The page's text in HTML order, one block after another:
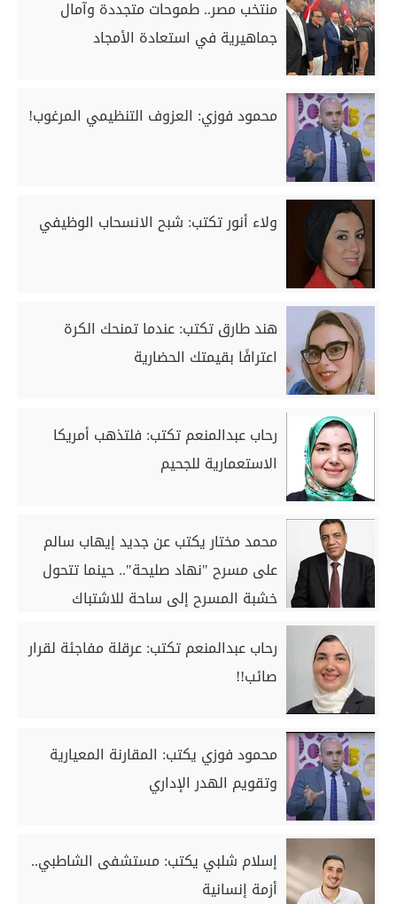
منتخب مصر.. طموحات متجددة وآمال
جماهيرية في استعادة الأمجاد
محمود فوزي: العزوف التنظيمي المرغوب!
ولاء أنور تكتب: شبح الانسحاب الوظيفي
هند طارق تكتب: عندما تمنحك الكرة
اعترافًا بقيمتك الحضارية
رحاب عبدالمنعم تكتب: فلتذهب أمريكا
الاستعمارية للجحيم
محمد مختار يكتب عن جديد إيهاب سالم
على مسرح "نهاد صليحة".. حينما تتحول
خشبة المسرح إلى ساحة للاشتباك
رحاب عبدالمنعم تكتب: عرقلة مفاجئة لقرار
صائب!!
محمود فوزي يكتب: المقارنة المعيارية
وتقويم الهدر الإداري
إسلام شلبي يكتب: مستشفى الشاطبي..
أزمة إنسانية